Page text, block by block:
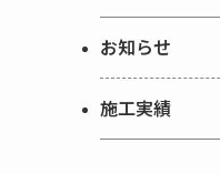
お知らせ
施工実績